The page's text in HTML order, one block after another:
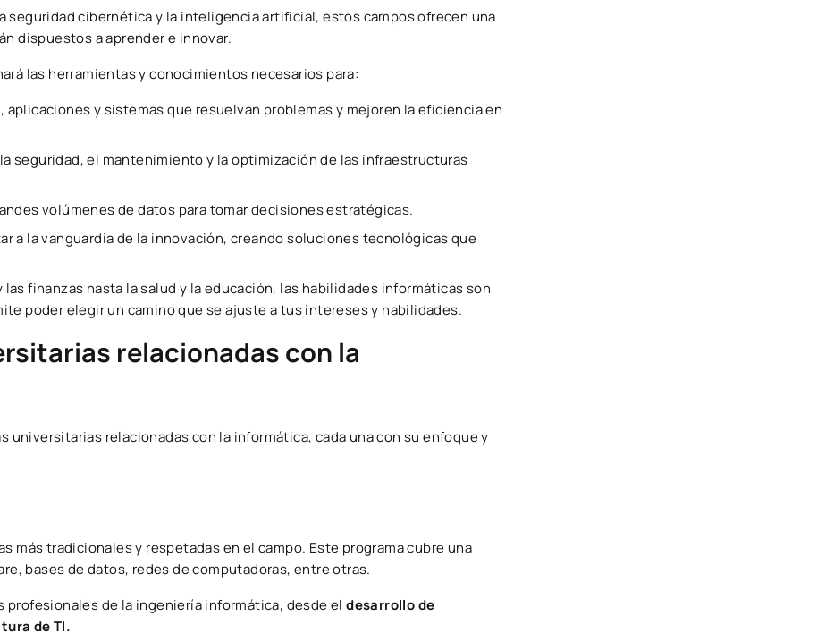
seguridad cibernética y la inteligencia artificial, estos campos ofrecen una
dispuestos a aprender e innovar.
las herramientas y conocimientos necesarios para:
aplicaciones y sistemas que resuelvan problemas y mejoren la eficiencia en
seguridad, el mantenimiento y la optimización de las infraestructuras
volúmenes de datos para tomar decisiones estratégicas.
a la vanguardia de la innovación, creando soluciones tecnológicas que
las finanzas hasta la salud y la educación, las habilidades informáticas son
poder elegir un camino que se ajuste a tus intereses y habilidades.
relacionadas con la
relacionadas con la informática, cada una con su enfoque y
más tradicionales y respetadas en el campo. Este programa cubre una
bases de datos, redes de computadoras, entre otras.
profesionales de la ingeniería informática, desde eldesarrollo de
de TI.